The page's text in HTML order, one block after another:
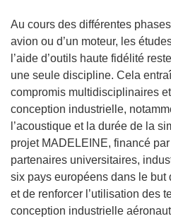
Au cours des différentes
avion ou d’un moteur, les
l’aide d’outils haute fidélité
une seule discipline. Cela
compromis multidisciplinaires
conception industrielle,
l’acoustique et la durée de la
projet MADELEINE, financé
partenaires universitaires,
six pays européens dans le but
et de renforcer l’utilisation des
conception industrielle